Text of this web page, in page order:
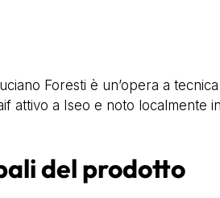
Foresti è un’opera a
attivo a Iseo e noto localmente
del prodotto